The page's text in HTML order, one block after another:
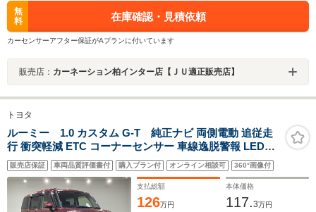
無
料
在庫確認・見積依頼
カーセンサーアフター保証がAプランに付いています
販売店： カーネーション柏インター店【ＪＵ適正販売店】
トヨタ
ルーミー 1.0 カスタム G-T 純正ナビ 両側電動 追従走
行 衝突軽減 ETC コーナーセンサー 車線逸脱警報 LEDヘ
ッドライト アイドリングストップ 純正15インチAW スマ
ートキー 純正フロアマット スペアタイヤ有 電動パーキン
グブレーキ
販売店保証 車両品質評価書付 購入プラン付 オンライン相談可 360°画像付
支払総額
126万円
本体価格
117.3万円